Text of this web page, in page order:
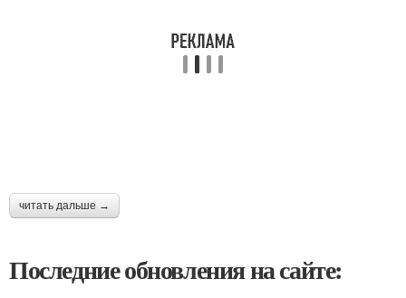
читать дальше →
Последние обновления на сайте: